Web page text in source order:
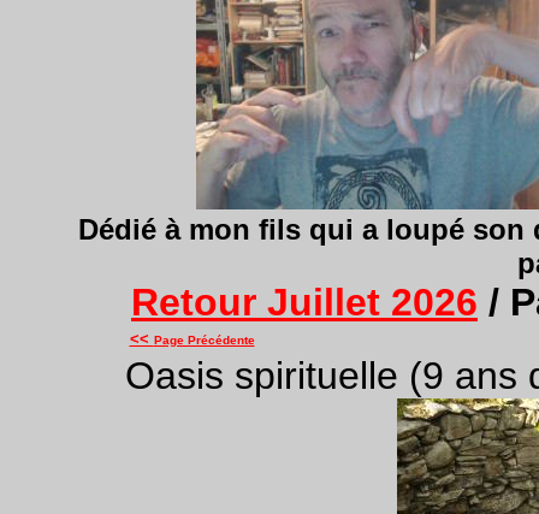
Dédiéà mon fils qui a loupé son
Retour Juillet 2026 /
<< Page Précédente
Oasis spirituelle (9 ans